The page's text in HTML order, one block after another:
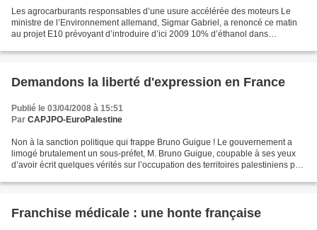
Les agrocarburants responsables d’une usure accélérée des moteurs Le
ministre de l’Environnement allemand, Sigmar Gabriel, a renoncé ce matin
au projet E10 prévoyant d’introduire d’ici 2009 10% d’éthanol dans
Demandons la liberté d'expression en France
Publié le 03/04/2008 à 15:51
Par CAPJPO-EuroPalestine
Non à la sanction politique qui frappe Bruno Guigue ! Le gouvernement a
limogé brutalement un sous-préfet, M. Bruno Guigue, coupable à ses yeux
d’avoir écrit quelques vérités sur l’occupation des territoires palestiniens par
Franchise médicale : une honte française